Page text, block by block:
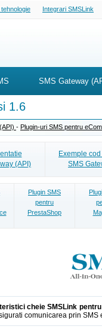
Integrari SMSLink
SMS Gateway
1.6
- Plugin-uri SMS pentru
(API)
Exemple
SMS
Plugin SMS
pentru
PrestaShop
cheie SMSLink
comunicarea prin